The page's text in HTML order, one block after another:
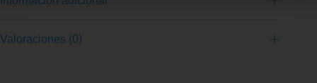
Valoraciones (0)